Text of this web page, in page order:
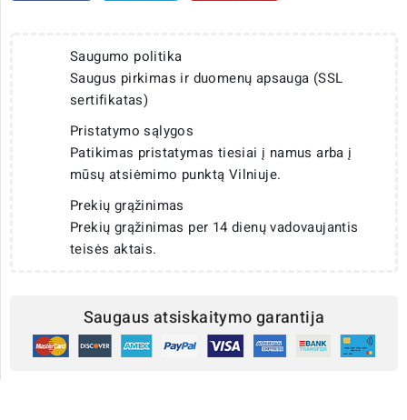
Saugumo politika
Saugus pirkimas ir duomenų apsauga (SSL
sertifikatas)
Pristatymo sąlygos
Patikimas pristatymas tiesiai į namus arba į
mūsų atsiėmimo punktą Vilniuje.
Prekių grąžinimas
Prekių grąžinimas per 14 dienų vadovaujantis
teisės aktais.
Saugaus atsiskaitymo garantija